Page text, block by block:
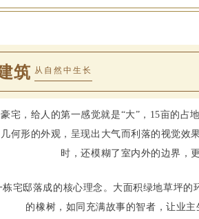
筑 从自然中生长
宅，给人的第一感觉就是“大”，15亩的占
何形的外观，呈现出大气而利落的视觉效
时，还模糊了室内外的边界，
宅邸落成的核心理念。大面积绿地草坪
的橡树，如同充满故事的智者，让业主